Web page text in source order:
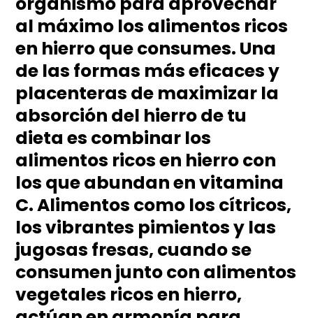
al máximo los alimentos ricos
en hierro que consumes. Una
de las formas más eficaces y
placenteras de maximizar la
absorción del hierro de tu
dieta es combinar los
alimentos ricos en hierro con
los que abundan en vitamina
C. Alimentos como los cítricos,
los vibrantes pimientos y las
jugosas fresas, cuando se
consumen junto con alimentos
vegetales ricos en hierro,